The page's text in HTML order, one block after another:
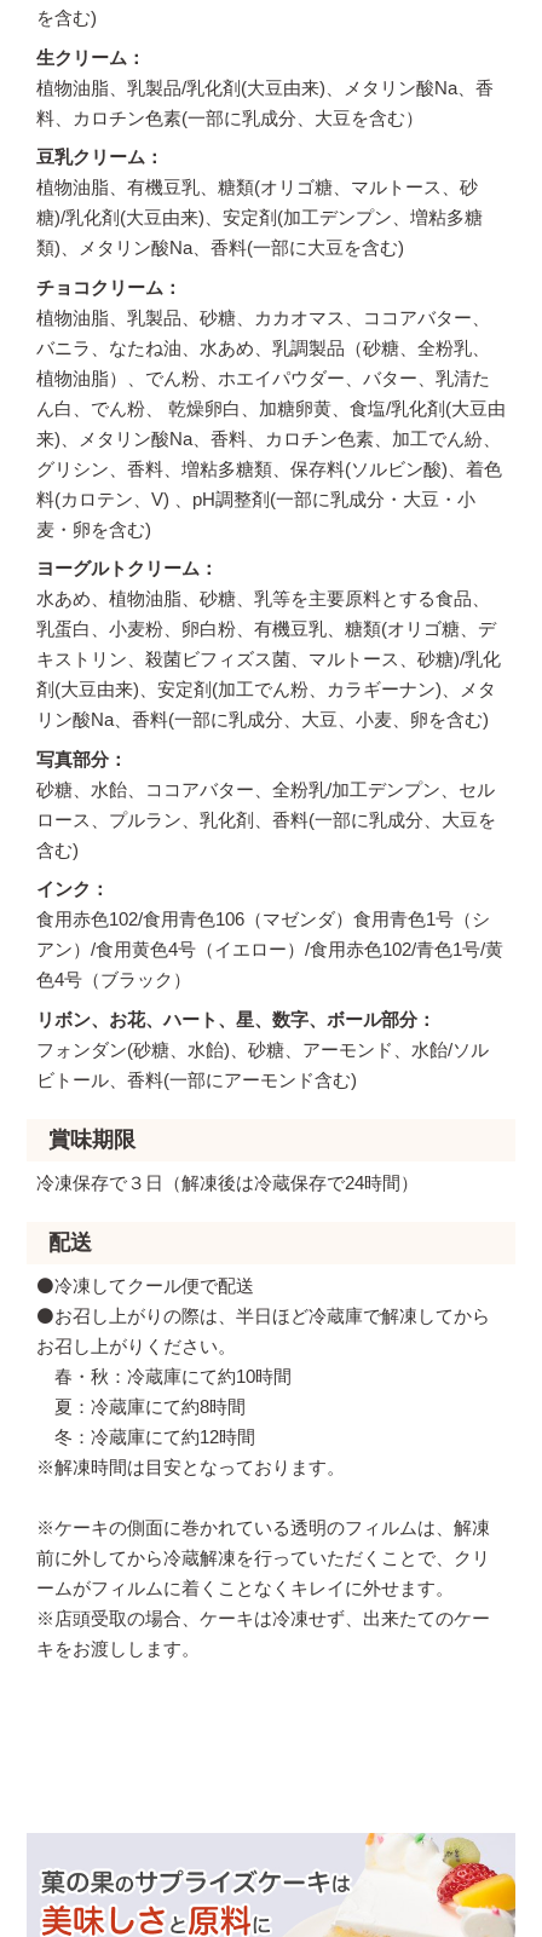
を含む)
生クリーム
植物油脂、乳製品/乳化剤(大豆由来)、メタリン酸Na、香
料、カロチン色素(一部に乳成分、大豆を含む）
豆乳クリーム
植物油脂、有機豆乳、糖類(オリゴ糖、マルトース、砂
糖)/乳化剤(大豆由来)、安定剤(加工デンプン、増粘多糖
類)、メタリン酸Na、香料(一部に大豆を含む)
チョコクリーム
植物油脂、乳製品、砂糖、カカオマス、ココアバター、
バニラ、なたね油、水あめ、乳調製品（砂糖、全粉乳、
植物油脂）、でん粉、ホエイパウダー、バター、乳清た
ん白、でん粉、 乾燥卵白、加糖卵黄、食塩/乳化剤(大豆由
来)、メタリン酸Na、香料、カロチン色素、加工でん紛、
グリシン、香料、増粘多糖類、保存料(ソルビン酸)、着色
料(カロテン、V) 、pH調整剤(一部に乳成分・大豆・小
麦・卵を含む)
ヨーグルトクリーム
水あめ、植物油脂、砂糖、乳等を主要原料とする食品、
乳蛋白、小麦粉、卵白粉、有機豆乳、糖類(オリゴ糖、デ
キストリン、殺菌ビフィズス菌、マルトース、砂糖)/乳化
剤(大豆由来)、安定剤(加工でん粉、カラギーナン)、メタ
リン酸Na、香料(一部に乳成分、大豆、小麦、卵を含む)
写真部分
砂糖、水飴、ココアバター、全粉乳/加工デンプン、セル
ロース、プルラン、乳化剤、香料(一部に乳成分、大豆を
含む)
インク
食用赤色102/食用青色106（マゼンダ）食用青色1号（シ
アン）/食用黄色4号（イエロー）/食用赤色102/青色1号/黄
色4号（ブラック）
リボン、お花、ハート、星、数字、ボール部分
フォンダン(砂糖、水飴)、砂糖、アーモンド、水飴/ソル
ビトール、香料(一部にアーモンド含む)
賞味期限
冷凍保存で３日（解凍後は冷蔵保存で24時間）
配送
⚫️冷凍してクール便で配送
⚫️お召し上がりの際は、半日ほど冷蔵庫で解凍してから
お召し上がりください。
春・秋：冷蔵庫にて約10時間
夏：冷蔵庫にて約8時間
冬：冷蔵庫にて約12時間
※解凍時間は目安となっております。
※ケーキの側面に巻かれている透明のフィルムは、解凍
前に外してから冷蔵解凍を行っていただくことで、クリ
ームがフィルムに着くことなくキレイに外せます。
※店頭受取の場合、ケーキは冷凍せず、出来たてのケー
キをお渡しします。